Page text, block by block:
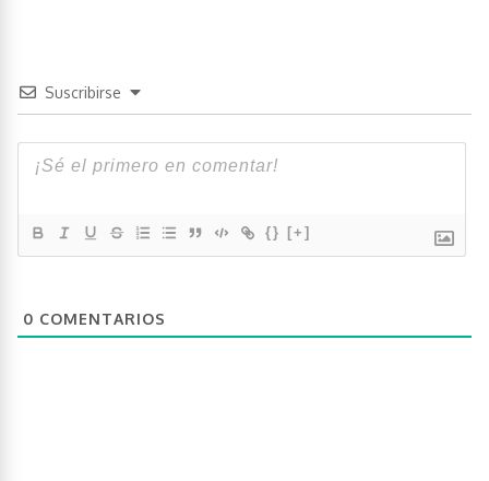
Suscribirse
{} [+]
0 COMENTARIOS